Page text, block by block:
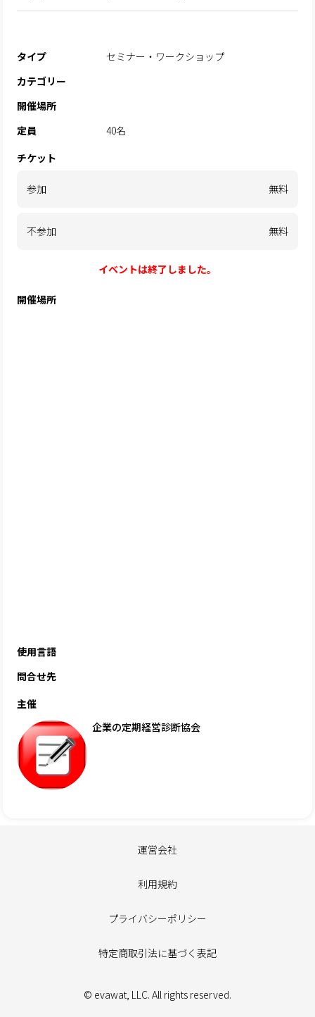
タイプ
セミナー・ワークショップ
カテゴリー
開催場所
定員
40名
チケット
参加 無料
不参加 無料
イベントは終了しました。
開催場所
使用言語
問合せ先
主催
企業の定期経営診断協会
運営会社
利用規約
プライバシーポリシー
特定商取引法に基づく表記
© evawat, LLC. All rights reserved.